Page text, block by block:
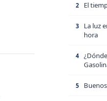
2 El
3
La luz
hora
4
5